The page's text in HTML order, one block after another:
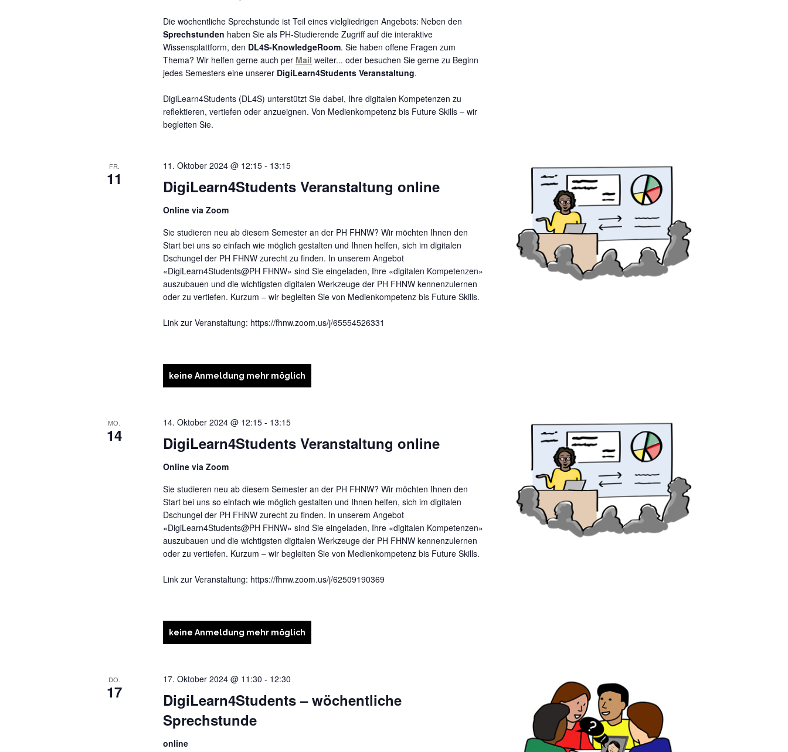
Die wöchentliche Sprechstunde ist Teil eines vielgliedrigen Angebots: Neben den
Sprechstunden haben Sie als PH-Studierende Zugriff auf die interaktive
Wissensplattform, den DL4S-KnowledgeRoom. Sie haben offene Fragen zum
Thema? Wir helfen gerne auch per Mail weiter... oder besuchen Sie gerne zu Beginn
jedes Semesters eine unserer DigiLearn4Students Veranstaltung.
DigiLearn4Students (DL4S) unterstützt Sie dabei, Ihre digitalen Kompetenzen zu
reflektieren, vertiefen oder anzueignen. Von Medienkompetenz bis Future Skills – wir
begleiten Sie.
FR.
11 DigiLearn4Students Veranstaltung online
11. Oktober 2024 @ 12:15 - 13:15
Online via Zoom
Sie studieren neu ab diesem Semester an der PH FHNW? Wir möchten Ihnen den
Start bei uns so einfach wie möglich gestalten und Ihnen helfen, sich im digitalen
Dschungel der PH FHNW zurecht zu finden. In unserem Angebot
«DigiLearn4Students@PH FHNW» sind Sie eingeladen, Ihre «digitalen Kompetenzen»
auszubauen und die wichtigsten digitalen Werkzeuge der PH FHNW kennenzulernen
oder zu vertiefen. Kurzum – wir begleiten Sie von Medienkompetenz bis Future Skills.
Link zur Veranstaltung: https://fhnw.zoom.us/j/65554526331
keine Anmeldung mehr möglich
MO.
14 DigiLearn4Students Veranstaltung online
14. Oktober 2024 @ 12:15 - 13:15
Online via Zoom
Sie studieren neu ab diesem Semester an der PH FHNW? Wir möchten Ihnen den
Start bei uns so einfach wie möglich gestalten und Ihnen helfen, sich im digitalen
Dschungel der PH FHNW zurecht zu finden. In unserem Angebot
«DigiLearn4Students@PH FHNW» sind Sie eingeladen, Ihre «digitalen Kompetenzen»
auszubauen und die wichtigsten digitalen Werkzeuge der PH FHNW kennenzulernen
oder zu vertiefen. Kurzum – wir begleiten Sie von Medienkompetenz bis Future Skills.
Link zur Veranstaltung: https://fhnw.zoom.us/j/62509190369
keine Anmeldung mehr möglich
DO.
17
DigiLearn4Students – wöchentliche
Sprechstunde
17. Oktober 2024 @ 11:30 - 12:30
online